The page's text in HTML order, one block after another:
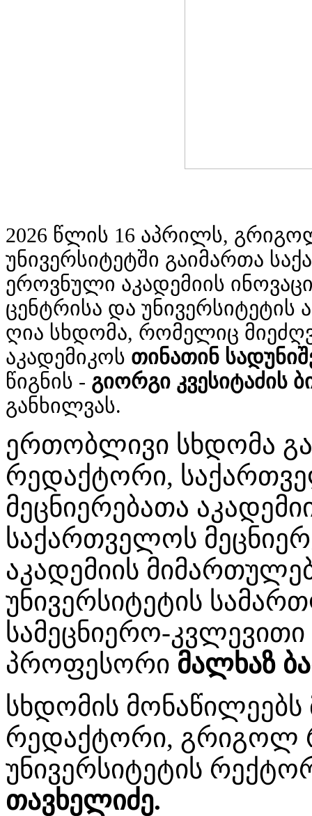
2026 წლის 16 აპრილს,
უნივერსიტეტში გაიმართა
ეროვნული აკადემიის
ცენტრისა და
ღია სხდომა, რომელიც
აკადემიკოს თინათინ
წიგნის - გიორგი კვესიტაძის
განხილვას.
ერთობლივი სხდომა
რედაქტორი,
მეცნიერებათა
საქართველოს
აკადემიის
უნივერსიტეტის
სამეცნიერო-
პროფესორი მალხაზ
სხდომის მონაწილეებს
რედაქტორი, გრიგოლ
უნივერსიტეტის
თავხელიძე.